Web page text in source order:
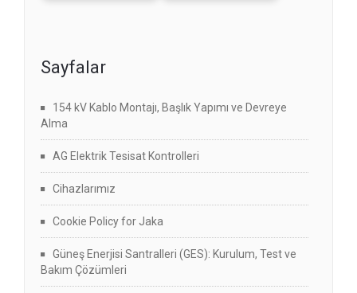
Sayfalar
154 kV Kablo Montajı, Başlık Yapımı ve Devreye
Alma
AG Elektrik Tesisat Kontrolleri
Cihazlarımız
Cookie Policy for Jaka
Güneş Enerjisi Santralleri (GES): Kurulum, Test ve
Bakım Çözümleri